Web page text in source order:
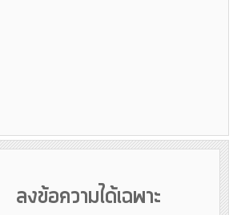
ลงข้อความได้เฉพาะ